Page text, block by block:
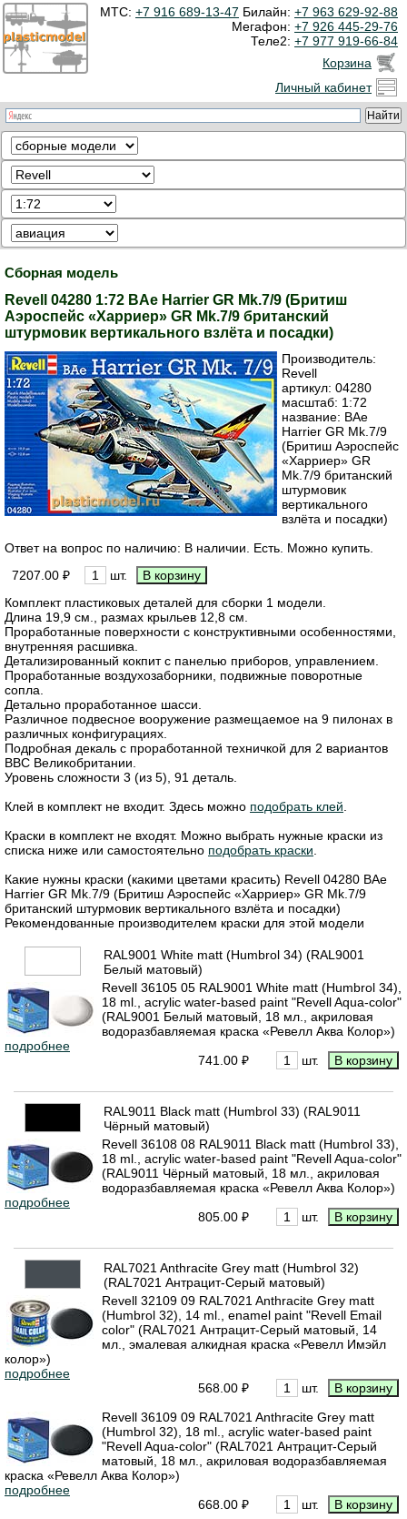
МТС: +7 916 689-13-47 Билайн: +7 963 629-92-88
Мегафон: +7 926 445-29-76
Теле2: +7 977 919-66-84
Корзина
Личный кабинет
Сборная модель
Revell 04280 1:72 BAe Harrier GR Mk.7/9 (Бритиш
Аэроспейс «Харриер» GR Mk.7/9 британский
штурмовик вертикального взлёта и посадки)
Производитель:
Revell
артикул: 04280
масштаб: 1:72
название: BAe
Harrier GR Mk.7/9
(Бритиш Аэроспейс
«Харриер» GR
Mk.7/9 британский
штурмовик
вертикального
взлёта и посадки)
Ответ на вопрос по наличию: В наличии. Есть. Можно купить.
7207.00 ₽
шт.
Комплект пластиковых деталей для сборки 1 модели.
Длина 19,9 см., размах крыльев 12,8 см.
Проработанные поверхности с конструктивными особенностями,
внутренняя расшивка.
Детализированный кокпит с панелью приборов, управлением.
Проработанные воздухозаборники, подвижные поворотные
сопла.
Детально проработанное шасси.
Различное подвесное вооружение размещаемое на 9 пилонах в
различных конфигурациях.
Подробная декаль с проработанной техничкой для 2 вариантов
ВВС Великобритании.
Уровень сложности 3 (из 5), 91 деталь.
Клей в комплект не входит. Здесь можно подобрать клей
Краски в комплект не входят. Можно выбрать нужные краски из
списка ниже или самостоятельно подобрать краски
Какие нужны краски (какими цветами красить) Revell 04280 BAe
Harrier GR Mk.7/9 (Бритиш Аэроспейс «Харриер» GR Mk.7/9
британский штурмовик вертикального взлёта и посадки)
Рекомендованные производителем краски для этой модели
RAL9001 White matt (Humbrol 34) (RAL9001
Белый матовый)
Revell 36105 05 RAL9001 White matt (Humbrol 34),
18 ml., acrylic water-based paint "Revell Aqua-color"
(RAL9001 Белый матовый, 18 мл., акриловая
водоразбавляемая краска «Ревелл Аква Колор»)
подробнее
741.00 ₽
шт.
RAL9011 Black matt (Humbrol 33) (RAL9011
Чёрный матовый)
Revell 36108 08 RAL9011 Black matt (Humbrol 33),
18 ml., acrylic water-based paint "Revell Aqua-color"
(RAL9011 Чёрный матовый, 18 мл., акриловая
водоразбавляемая краска «Ревелл Аква Колор»)
подробнее
805.00 ₽
шт.
RAL7021 Anthracite Grey matt (Humbrol 32)
(RAL7021 Антрацит-Серый матовый)
Revell 32109 09 RAL7021 Anthracite Grey matt
(Humbrol 32), 14 ml., enamel paint "Revell Email
color" (RAL7021 Антрацит-Серый матовый, 14
мл., эмалевая алкидная краска «Ревелл Имэйл
колор»)
подробнее
568.00 ₽
шт.
Revell 36109 09 RAL7021 Anthracite Grey matt
(Humbrol 32), 18 ml., acrylic water-based paint
"Revell Aqua-color" (RAL7021 Антрацит-Серый
матовый, 18 мл., акриловая водоразбавляемая
краска «Ревелл Аква Колор»)
подробнее
668.00 ₽
шт.